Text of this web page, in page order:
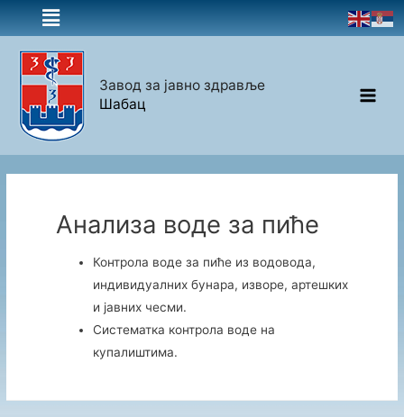
Завод за јавно здравље
Шабац
Анализа воде за пиће
Контрола воде за пиће из водовода,
индивидуалних бунара, изворе, артешких
и јавних чесми.
Систематка контрола воде на
купалиштима.